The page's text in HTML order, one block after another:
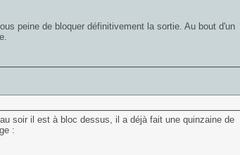
peine de bloquer définitivement la sortie. Au bout d'un
soir il est à bloc dessus, il a déjà fait une quinzaine de
: